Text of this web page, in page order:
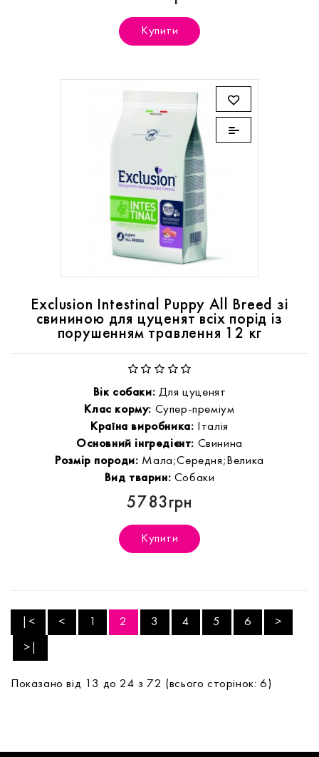
Купити
Exclusion Intestinal Puppy All Breed зі
свининою для цуценят всіх порід із
порушенням травлення 12 кг
Вік собаки: Для цуценят
Клас корму: Супер-преміум
Країна виробника: Італія
Основний інгредієнт: Свинина
Розмір породи: Мала;Середня;Велика
Вид тварин: Собаки
5783грн
Купити
|< < 2 3 4 5 6 >
>|
Показано від 13 до 24 з 72 (всього сторінок: 6)